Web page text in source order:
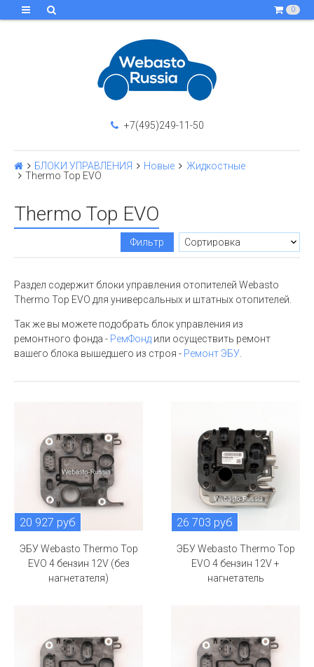
0
+7(495)249-11-50
БЛОКИ УПРАВЛЕНИЯ Новые
Жидкостные
Thermo Top EVO
Thermo Top EVO
Фильтр
Раздел содержит блоки управления отопителей Webasto
Thermo Top EVO для универсальных и штатных отопителей.
Так же вы можете подобрать блок управления из
ремонтного фонда - РемФонд или осуществить ремонт
вашего блока вышедшего из строя - Ремонт ЭБУ
20 927 руб
ЭБУ Webasto Thermo Top
EVO 4 бензин 12V (без
нагнетателя)
26 703 руб
ЭБУ Webasto Thermo Top
EVO 4 бензин 12V +
нагнетатель